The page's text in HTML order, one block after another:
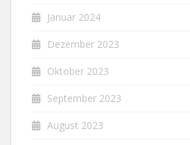
Januar 2024
Dezember 2023
Oktober 2023
September 2023
August 2023